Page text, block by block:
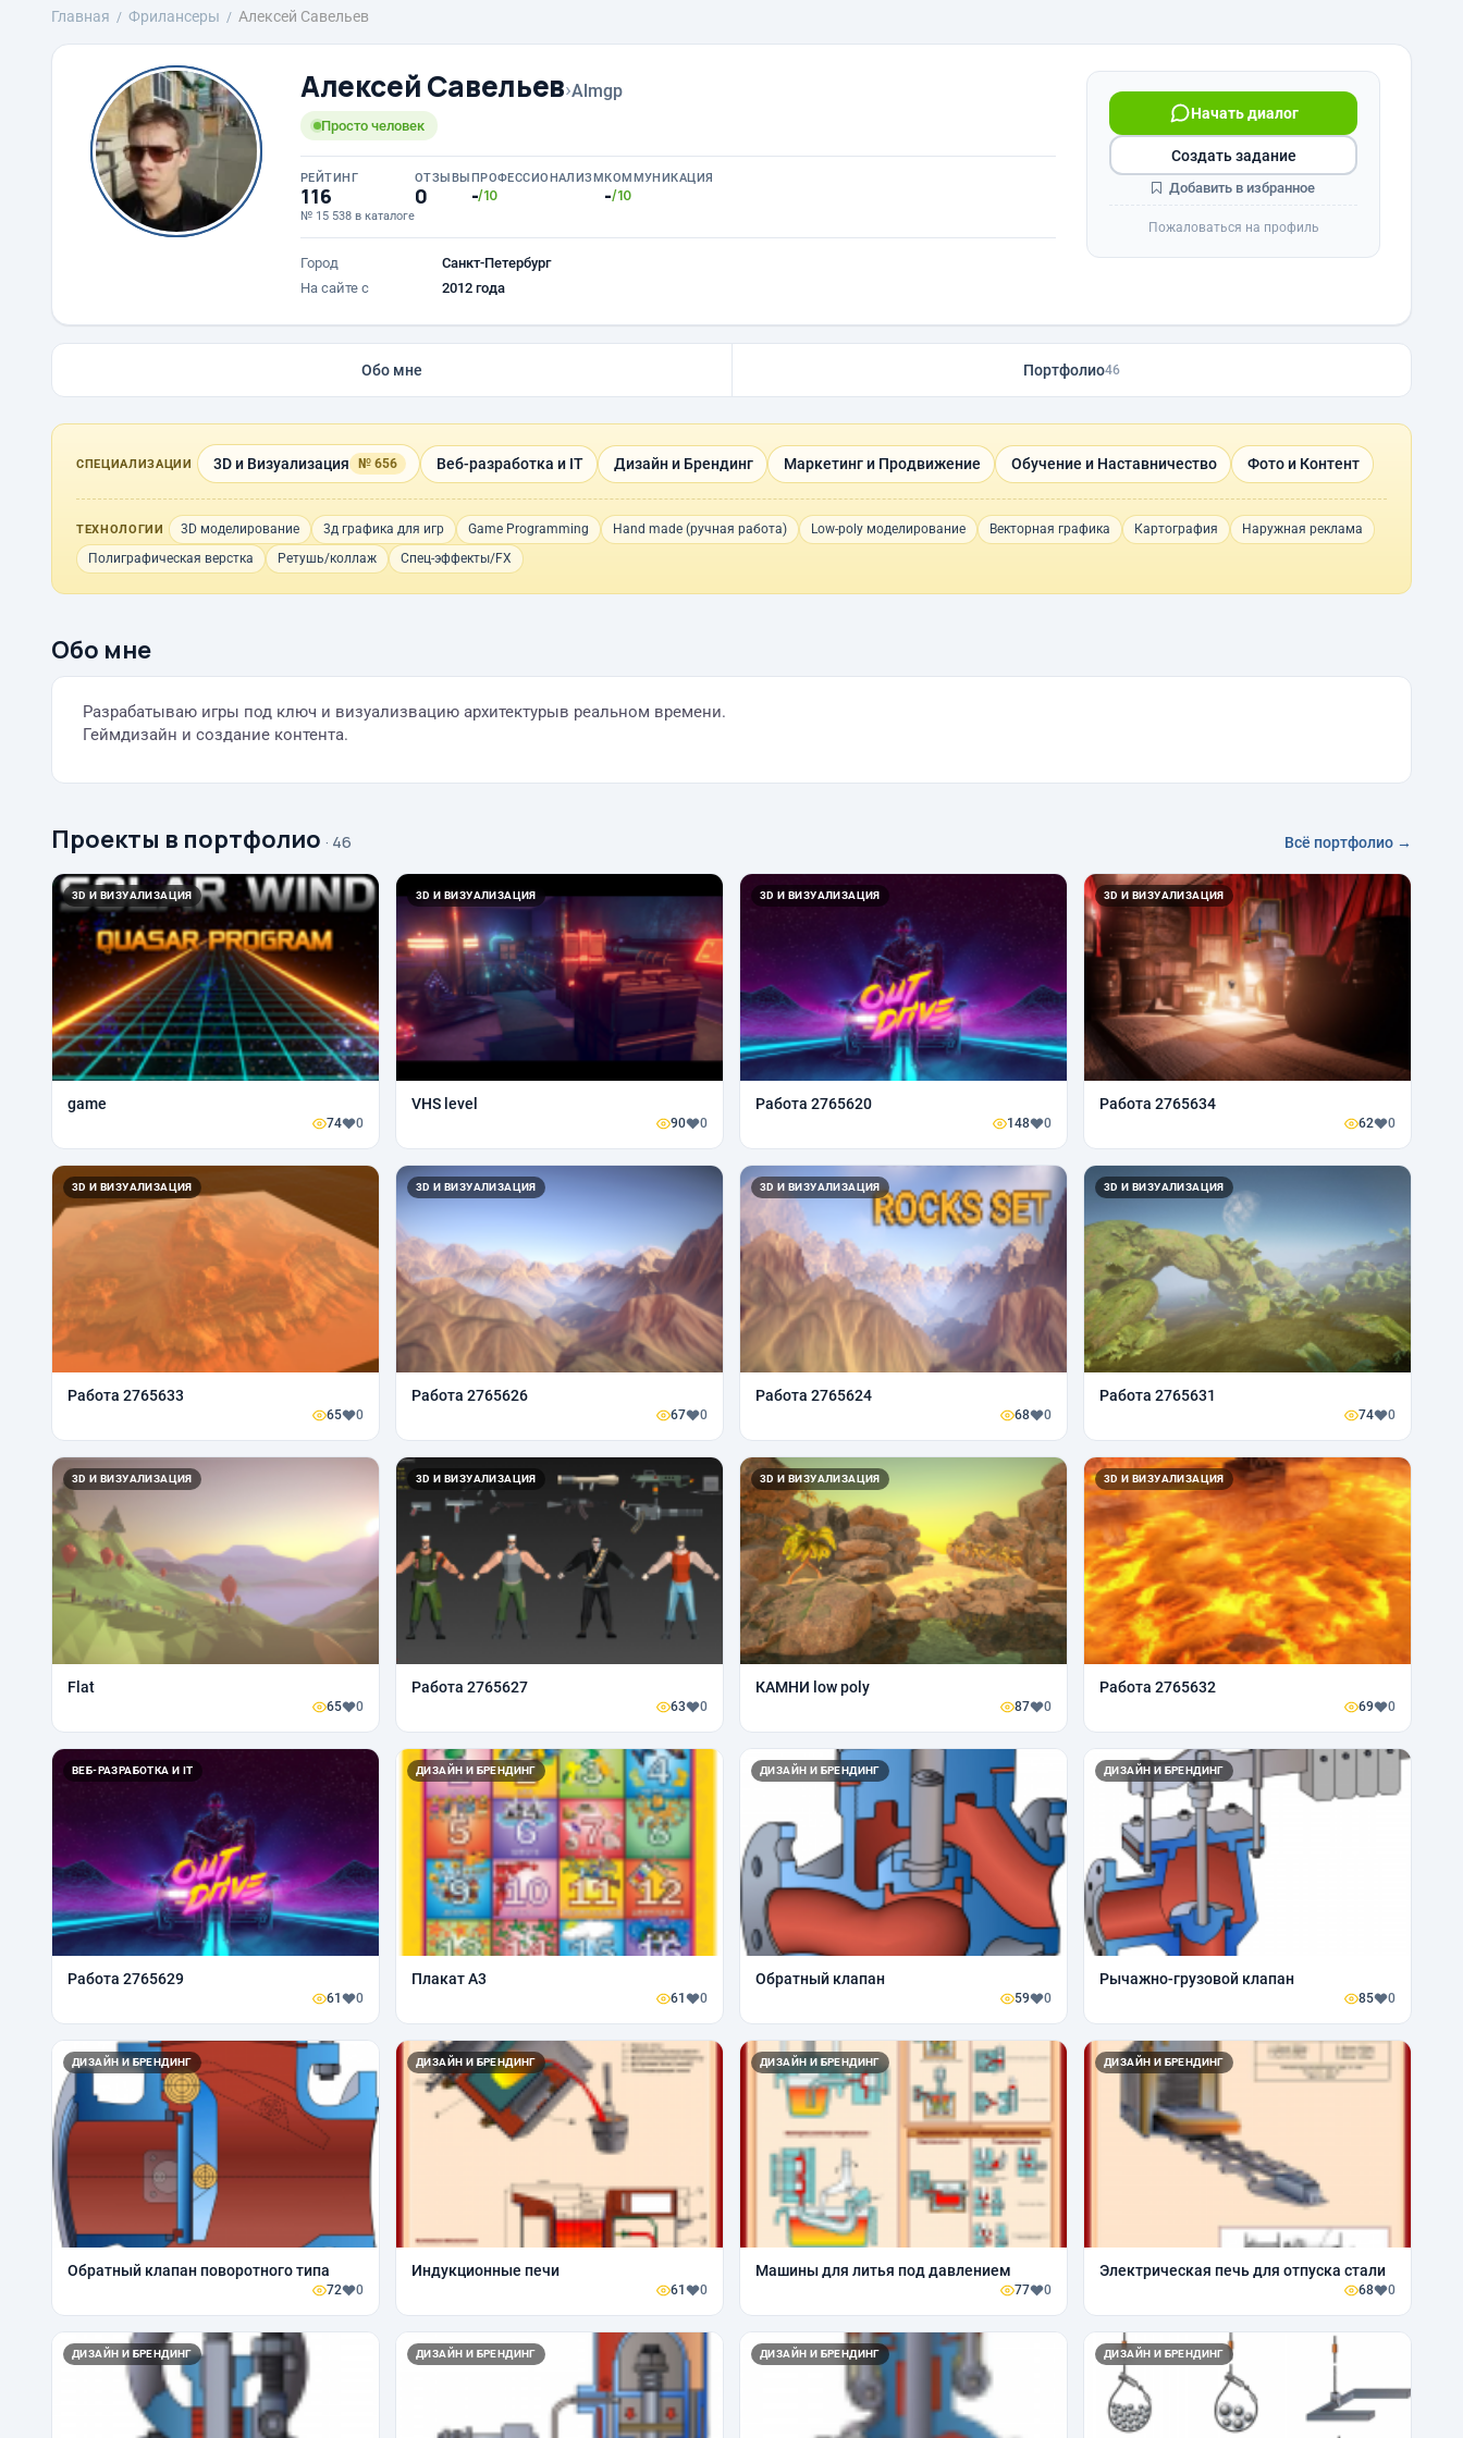
Главная Фрилансеры Алексей Савельев
Алексей Савельев›Almgp
Просто человек
РЕЙТИНГ
116
№ 15 538 в каталоге
ОТЗЫВЫ
0
ПРОФЕССИОНАЛИЗМ
-/10
КОММУНИКАЦИЯ
-/10
Город
Санкт-Петербург
На сайте с
2012 года
Начать диалог
Создать задание
Добавить в избранное
Пожаловаться на профиль
Обо мне Портфолио46
СПЕЦИАЛИЗАЦИИ 3D и Визуализация № 656 Веб-разработка и IT Дизайн и Брендинг Маркетинг и Продвижение Обучение и Наставничество Фото и Контент
ТЕХНОЛОГИИ 3D моделирование 3д графика для игр Game Programming Hand made (ручная работа) Low-poly моделирование Векторная графика Картография
Наружная реклама
Полиграфическая верстка
Ретушь/коллаж Спец-эффекты/FX
Обо мне
Разрабатываю игры под ключ и визуализвацию архитектурыв реальном времени.
Геймдизайн и создание контента.
Проекты в портфолио · 46 Всё портфолио →
3D И ВИЗУАЛИЗАЦИЯ
game
74 0
3D И ВИЗУАЛИЗАЦИЯ
VHS level
90 0
3D И ВИЗУАЛИЗАЦИЯ
Работа 2765620
148 0
3D И ВИЗУАЛИЗАЦИЯ
Работа 2765634
62 0
3D И ВИЗУАЛИЗАЦИЯ
Работа 2765633
65 0
3D И ВИЗУАЛИЗАЦИЯ
Работа 2765626
67 0
3D И ВИЗУАЛИЗАЦИЯ
Работа 2765624
68 0
3D И ВИЗУАЛИЗАЦИЯ
Работа 2765631
74 0
3D И ВИЗУАЛИЗАЦИЯ
Flat
65 0
3D И ВИЗУАЛИЗАЦИЯ
Работа 2765627
63 0
3D И ВИЗУАЛИЗАЦИЯ
КАМНИ low poly
87 0
3D И ВИЗУАЛИЗАЦИЯ
Работа 2765632
69 0
ВЕБ-РАЗРАБОТКА И IT
Работа 2765629
61 0
ДИЗАЙН И БРЕНДИНГ
Плакат А3
61 0
ДИЗАЙН И БРЕНДИНГ
Обратный клапан
59 0
ДИЗАЙН И БРЕНДИНГ
Рычажно-грузовой клапан
85 0
ДИЗАЙН И БРЕНДИНГ
Обратный клапан поворотного типа
72 0
ДИЗАЙН И БРЕНДИНГ
Индукционные печи
61 0
ДИЗАЙН И БРЕНДИНГ
Машины для литья под давлением
77 0
ДИЗАЙН И БРЕНДИНГ
Электрическая печь для отпуска стали
68 0
ДИЗАЙН И БРЕНДИНГ ДИЗАЙН И БРЕНДИНГ ДИЗАЙН И БРЕНДИНГ ДИЗАЙН И БРЕНДИНГ